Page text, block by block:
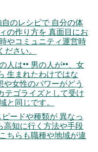
のレシピで ⾃分の体
の作り⽅を 真⾯⽬にお
やコミュニティ運営時
さい。
⼈は•• 男の⼈が••、⼥
⽣まれたわけではな
⼥性のパワーがどう
テゴライズとして受け
と同じです。
ードや種類が 異なっ
⾼知に⾏く⽅法や⼿段
ちらも職種や地域が違